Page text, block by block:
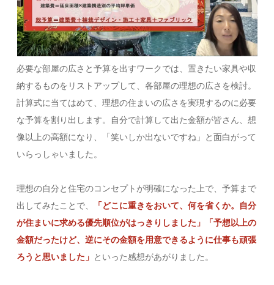
必要な部屋の広さと予算を出すワークでは、置きたい家具や収
納するものをリストアップして、各部屋の理想の広さを検討。
計算式に当てはめて、理想の住まいの広さを実現するのに必要
な予算を割り出します。自分で計算して出た金額が皆さん、想
像以上の高額になり、「笑いしか出ないですね」と面白がって
いらっしゃいました。
理想の自分と住宅のコンセプトが明確になった上で、予算まで
出してみたことで、
「どこに重きをおいて、何を省くか。自分
が住まいに求める優先順位がはっきりしました」「予想以上の
金額だったけど、逆にその金額を用意できるように仕事も頑張
ろうと思いました」 といった感想があがりました。